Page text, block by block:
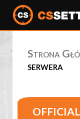
Strona
serwera